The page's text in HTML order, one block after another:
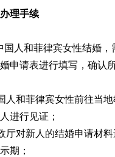
理手续
国人和菲律宾女性结婚，
申请表进行填写，确认
人和菲律宾女性前往当
进行见证；
厅对新人的结婚申请材料
期；